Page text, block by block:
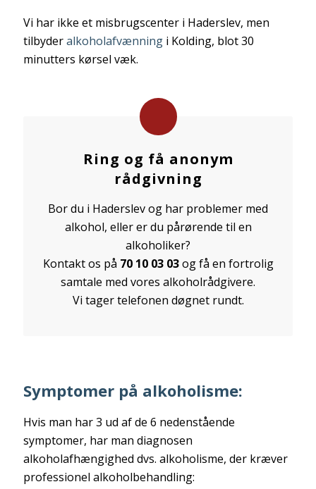
Vi har ikke et misbrugscenter i Haderslev, men
tilbyderalkoholafvænningi Kolding, blot 30
minutters kørsel væk.
Ring og få anonym
rådgivning
Bor du i Haderslev og har problemer med
alkohol, eller er du pårørende til en
alkoholiker?
Kontakt os på 70 10 03 03og få en fortrolig
samtale med vores alkoholrådgivere.
Vi tager telefonen døgnet rundt.
Symptomer på alkoholisme:
Hvis man har 3 ud af de 6 nedenstående
symptomer, har man diagnosen
alkoholafhængighed dvs. alkoholisme, der kræver
professionel alkoholbehandling: